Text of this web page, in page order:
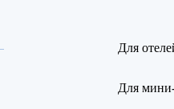
Для
Для